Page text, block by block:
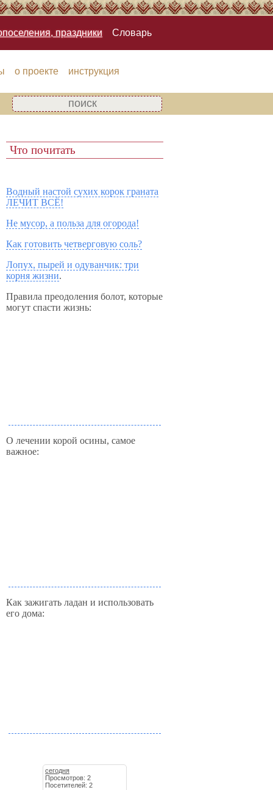
праздники Словарь
о проекте инструкция
Что почитать
Водный настой сухих корок граната
ЛЕЧИТ ВСЁ!
Не мусор, а польза для огорода!
Как готовить четверговую соль?
Лопух, пырей и одуванчик: три
корня жизни.
Правила преодоления болот, которые
могут спасти жизнь:
О лечении корой осины, самое
важное:
Как зажигать ладан и использовать
его дома:
сегодня
Просмотров: 2
Посетителей: 2